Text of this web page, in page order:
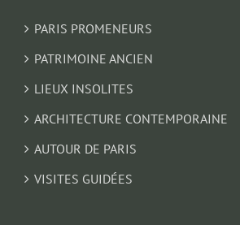
PARIS PROMENEURS
PATRIMOINE ANCIEN
LIEUX INSOLITES
ARCHITECTURE CONTEMPORAINE
AUTOUR DE PARIS
VISITES GUIDÉES